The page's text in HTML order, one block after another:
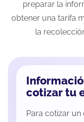
preparar la
obtener una tarifa
la
cotizar tu
Para cotizar un